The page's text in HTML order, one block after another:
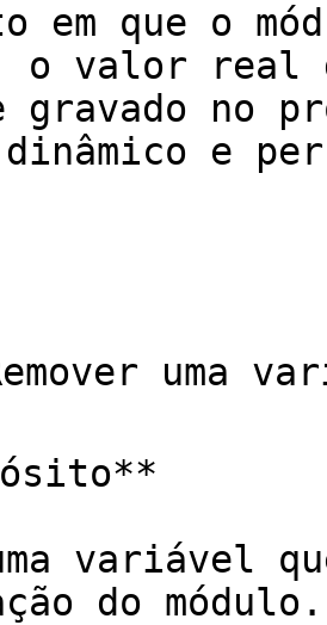
em que o
o valor real
gravado no
e
uma
variável
do módulo.